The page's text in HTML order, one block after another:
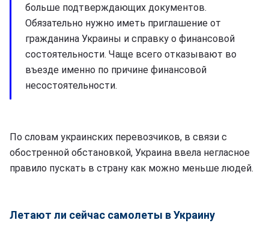
больше подтверждающих документов.
Обязательно нужно иметь приглашение от
гражданина Украины и справку о финансовой
состоятельности. Чаще всего отказывают во
въезде именно по причине финансовой
несостоятельности.
По словам украинских перевозчиков, в связи с
обостренной обстановкой, Украина ввела негласное
правило пускать в страну как можно меньше людей.
Летают ли сейчас самолеты в Украину